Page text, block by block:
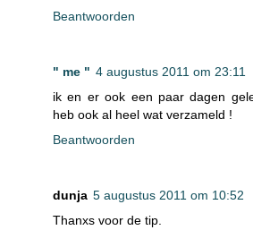
Beantwoorden
" me " 4 augustus 2011 om 23:11
ik en er ook een paar dagen
heb ook al heel wat verzameld !
Beantwoorden
dunja 5 augustus 2011 om 10:52
Thanxs voor de tip.